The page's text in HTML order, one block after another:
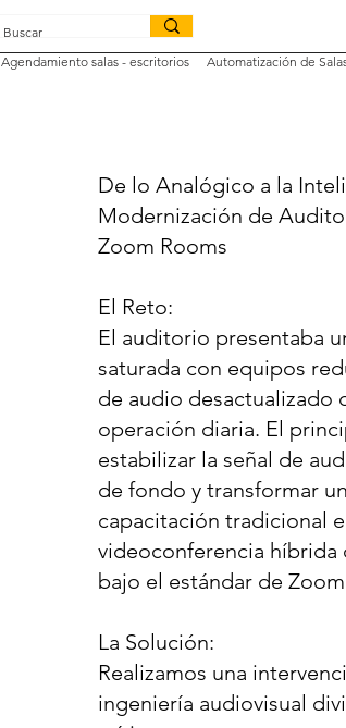
Agendamiento salas - escritorios Automatización de
De lo Analógico a la
Modernización de
Zoom Rooms
El Reto:
El auditorio presentaba
saturada con equipos
de audio desactualizado
operación diaria. El
estabilizar la señal de
de fondo y transformar
capacitación tradicional
videoconferencia
bajo el estándar de
La Solución:
Realizamos una
ingeniería audiovisual